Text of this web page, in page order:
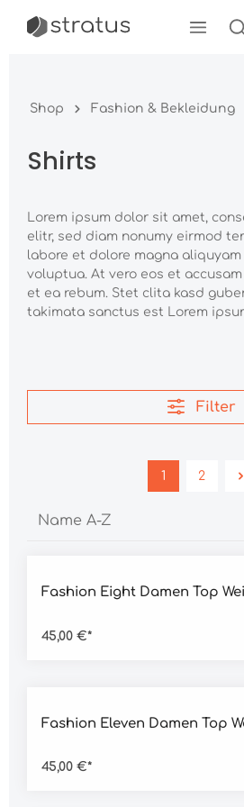
springen
Shop Fashion & Bekleidung
Shirts
Lorem ipsum dolor sit amet,
elitr, sed diam nonumy eirmod
labore et dolore magna
voluptua. At vero eos et
et ea rebum. Stet clita kasd
takimata sanctus est Lorem
Filter
1 2
Fashion Eight Damen Top
45,00 €*
Fashion Eleven Damen Top
45,00 €*